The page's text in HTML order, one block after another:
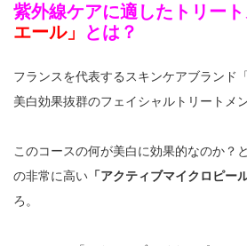
紫外線ケアに適したトリート
エール」
とは？
フランスを代表するスキンケアブランド
美白効果抜群のフェイシャルトリートメ
このコースの何が美白に効果的なのか？
の非常に高い 「アクティブマイクロピール
ろ。